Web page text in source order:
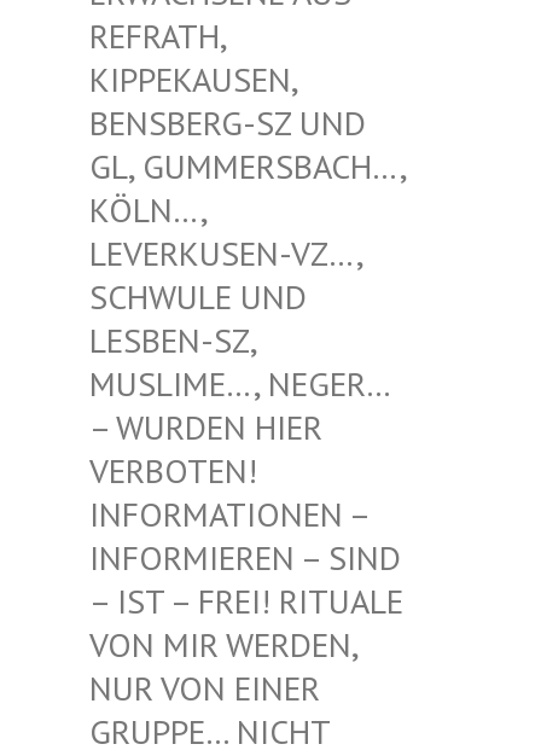
RATH, KIP
PEKAUSEN, BEN
SBERG-SZ UND GL,
GUMMERSBACH…, KÖL
N…, LEV
ERKUSEN-VZ…, SCH
WULE UND LES
BEN-SZ, MUS
LIME…, NEGER… – W
URDEN HIER VER
BOTEN! INF
ORMATIONEN – INF
ORMIEREN – SIND – I
ST – FREI! RITUALE VON
MIR WERDEN, NUR
VON EINER GRU
PPE… NICHT ANE